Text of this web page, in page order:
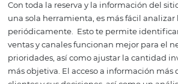
Alcanzar a los
el mundo